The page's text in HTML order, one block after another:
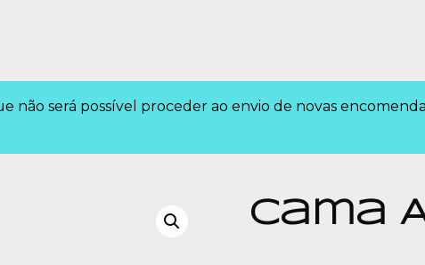
não será possível proceder ao envio de novas
Cama